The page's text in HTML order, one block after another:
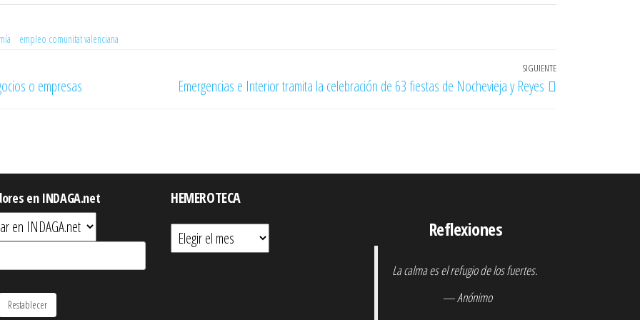
empleo comunitat valenciana
o empresas
Entrada
SIGUIENTE
Emergencias e Interior tramita la celebración de 63 fiestas de Nochevieja y Reyes
en INDAGA.net
HEMEROTECA
Hemeroteca
Reflexiones
La calma es el refugio de los fuertes.
— Anónimo